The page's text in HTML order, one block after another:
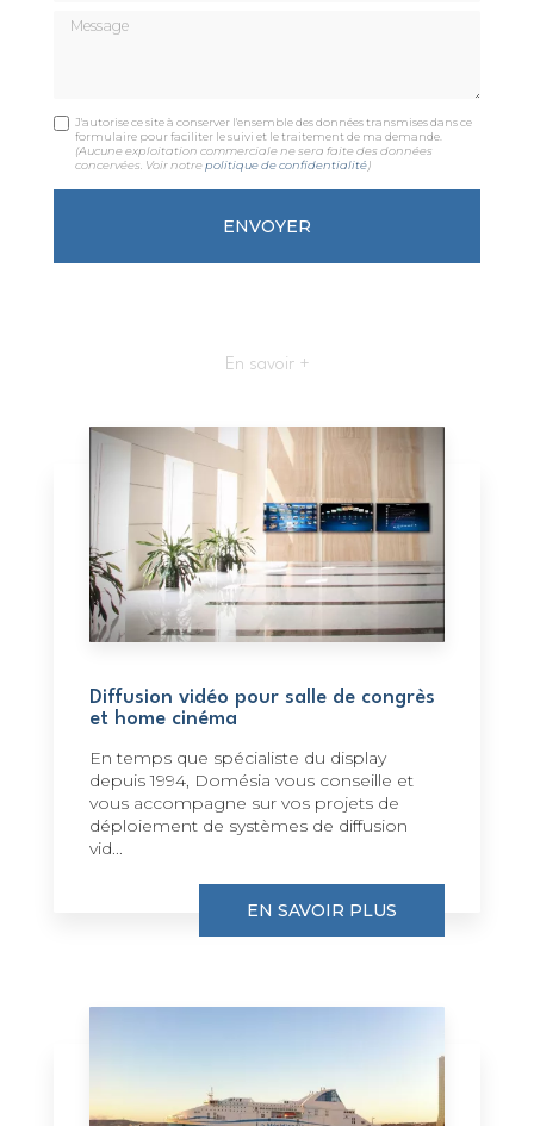
Message
J'autorise ce site à conserver l'ensemble des données transmises dans ce
formulaire pour faciliter le suivi et le traitement de ma demande.
(Aucune exploitation commerciale ne sera faite des données
concervées. Voir notrepolitique de confidentialité)
En savoir +
Diffusion vidéo pour salle de congrès
et home cinéma
En temps que spécialiste du display
depuis 1994, Domésia vous conseille et
vous accompagne sur vos projets de
déploiement de systèmes de diffusion
vid...
EN SAVOIR PLUS